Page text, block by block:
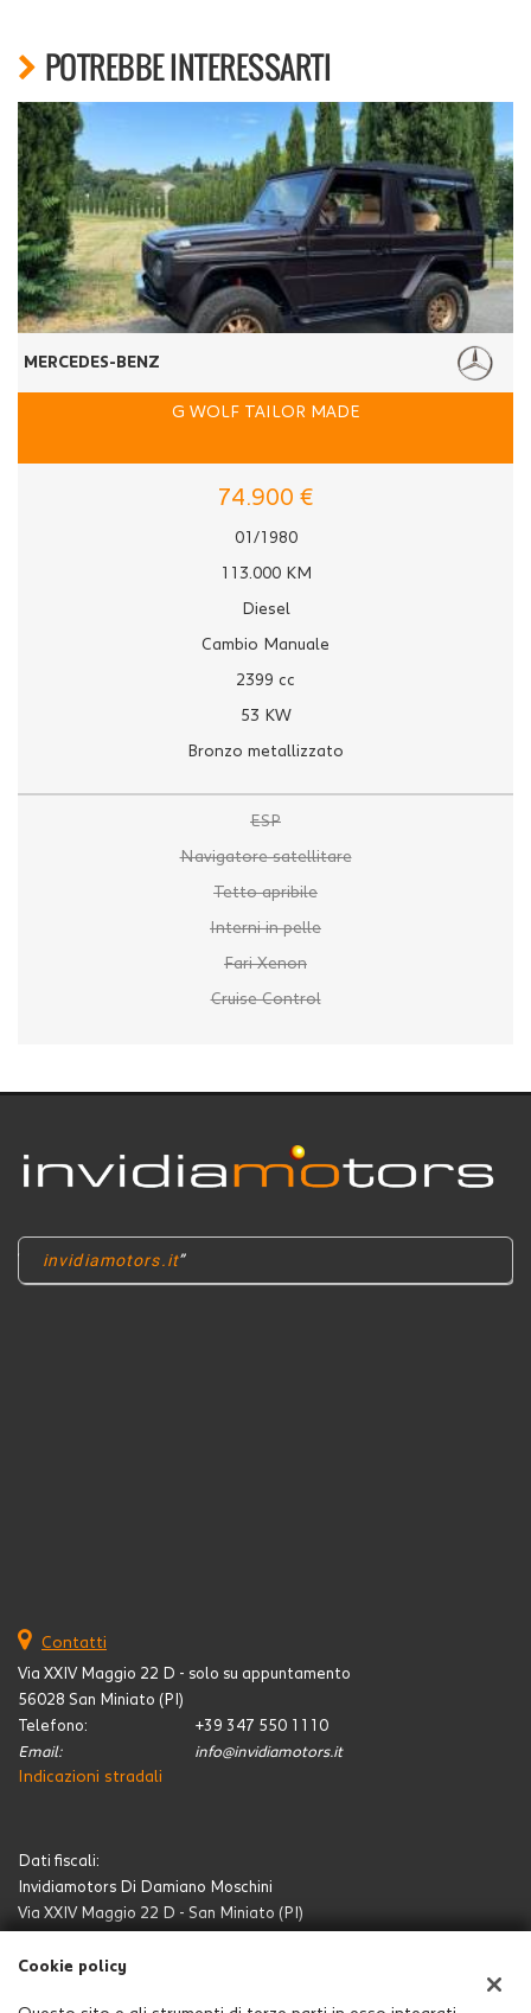
POTREBBE INTERESSARTI
MERCEDES-BENZ
G WOLF TAILOR MADE
74.900 €
01/1980
113.000 KM
Diesel
Cambio Manuale
2399 cc
53 KW
Bronzo metallizzato
ESP
Navigatore satellitare
Tetto apribile
Interni in pelle
Fari Xenon
Cruise Control
invidiamotors.it
Contatti
Via XXIV Maggio 22 D - solo su appuntamento
56028 San Miniato (PI)
Telefono:
+39 347 550 1110
Email:
info@invidiamotors.it
Indicazioni stradali
Dati fiscali:
Invidiamotors Di Damiano Moschini
Via XXIV Maggio 22 D - San Miniato (PI)
Registro delle imprese:
Cookie policy